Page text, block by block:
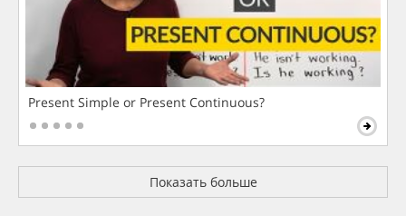
Present Simple or Present Continuous?
Показать больше